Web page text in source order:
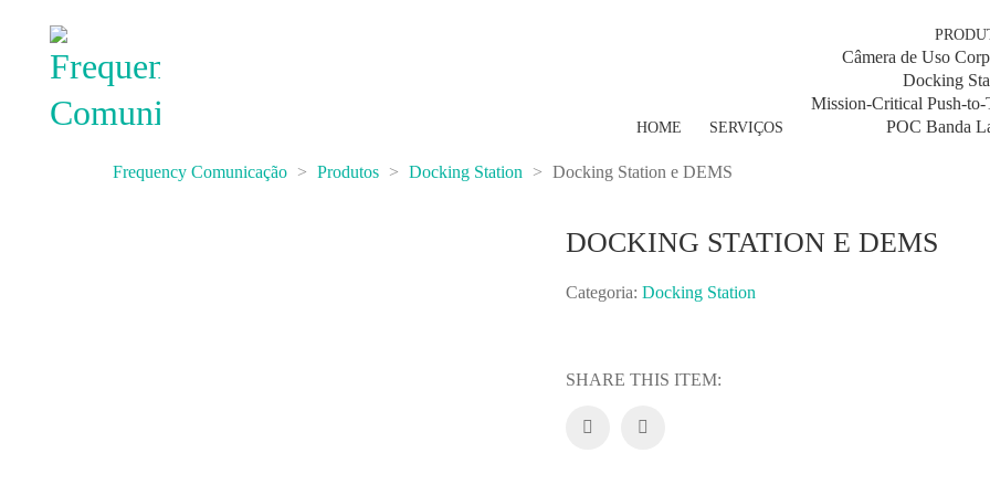
HOME SERVIÇOS
Câmera de Uso
Docking
Mission-Critical Push-to-
POC Banda
Frequency Comunicação > Produtos > Docking Station > Docking Station e DEMS
DOCKING STATION E DEMS
Categoria: Docking Station
SHARE THIS ITEM: